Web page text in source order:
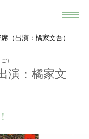
（出演：橘家文吾）
）
演：橘家文